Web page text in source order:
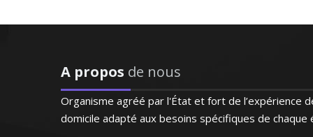
personnalisé !
à
J’enseigne
A propos de nous
Organisme agréé par l'État et fort de l’expérience
domicile adapté aux besoins spécifiques de